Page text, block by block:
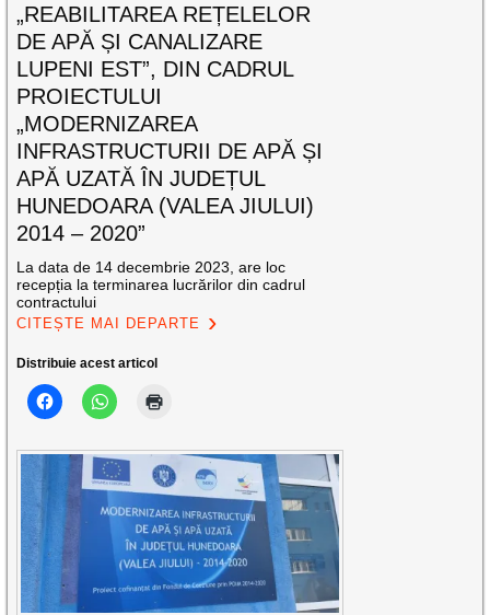
„REABILITAREA REȚELELOR
DE APĂ ȘI CANALIZARE
LUPENI EST”, DIN CADRUL
PROIECTULUI
„MODERNIZAREA
INFRASTRUCTURII DE APĂ ȘI
APĂ UZATĂ ÎN JUDEȚUL
HUNEDOARA (VALEA JIULUI)
2014 – 2020”
La data de 14 decembrie 2023, are loc
recepția la terminarea lucrărilor din cadrul
contractului
CITEȘTE MAI DEPARTE
Distribuie acest articol